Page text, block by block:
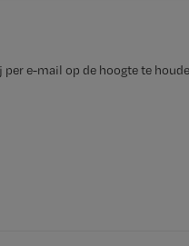
e-mail op de hoogte te